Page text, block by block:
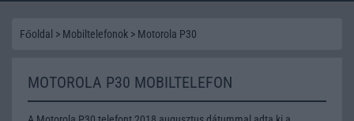
Főoldal > Mobiltelefonok > Motorola P30
MOTOROLA P30 MOBILTELEFON